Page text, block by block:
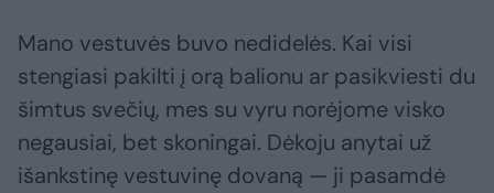
Mano vestuvės buvo nedidelės. Kai visi
stengiasi pakilti į orą balionu ar pasikviesti du
šimtus svečių, mes su vyru norėjome visko
negausiai, bet skoningai. Dėkoju anytai už
išankstinę vestuvinę dovaną — ji pasamdė